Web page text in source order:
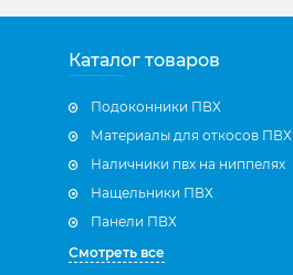
Каталог товаров
Подоконники ПВХ
Материалы для откосов ПВХ
Наличники пвх на ниппелях
Нащельники ПВХ
Панели ПВХ
Смотреть все